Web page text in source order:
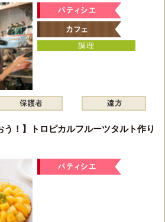
う！】トロピカルフルーツタルト作り